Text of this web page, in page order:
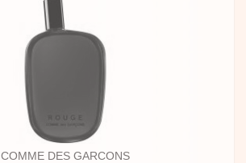
COMME DES GARCONS